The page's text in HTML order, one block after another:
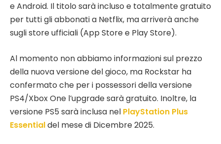
e Android. Il titolo sarà incluso e totalmente gratuito
per tutti gli abbonati a Netflix, ma arriverà anche
sugli store ufficiali (App Store e Play Store).
Al momento non abbiamo informazioni sul prezzo
della nuova versione del gioco, ma Rockstar ha
confermato che per i possessori della versione
PS4/Xbox One l’upgrade sarà gratuito. Inoltre, la
versione PS5 sarà inclusa nel PlayStation Plus
Essentialdel mese di Dicembre 2025.